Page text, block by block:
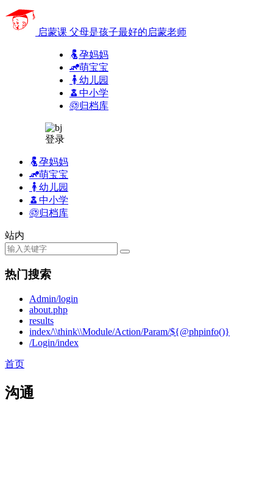
启蒙课 父母是孩子最好的启蒙老师
孕妈妈
萌宝宝
幼儿园
中小学
归档库
登录
孕妈妈
萌宝宝
幼儿园
中小学
归档库
站内
热门搜索
Admin/login
about.php
results
index/\\think\\Module/Action/Param/${@phpinfo()}
/Login/index
首页
沟通